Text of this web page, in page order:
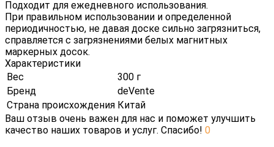
Подходит для ежедневного использования.
При правильном использовании и определенной
периодичностью, не давая доске сильно загрязниться,
справляется с загрязнениями белых магнитных
маркерных досок.
Характеристики
Вес
300 г
Бренд
deVente
Страна происхождения Китай
Ваш отзыв очень важен для нас и поможет улучшить
качество наших товаров и услуг. Спасибо! 0